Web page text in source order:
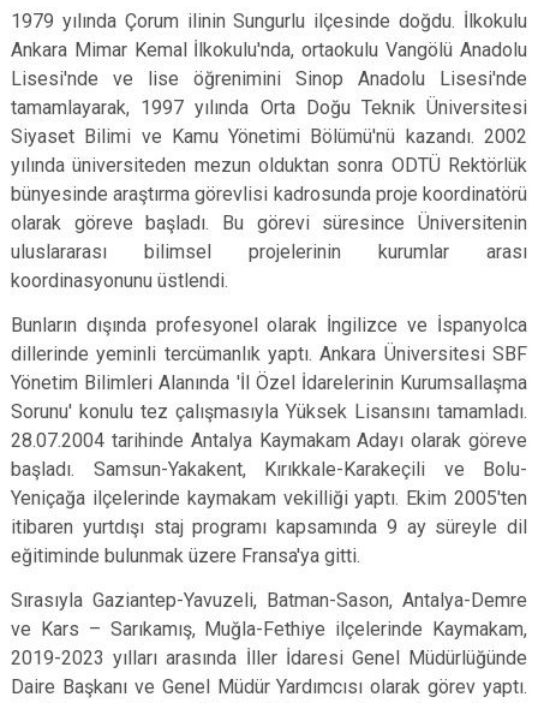
1979 yılında Çorum ilinin Sungurlu ilçesinde doğdu. İlkokulu
Ankara Mimar Kemal İlkokulu'nda, ortaokulu Vangölü Anadolu
Lisesi'nde ve lise öğrenimini Sinop Anadolu Lisesi'nde
tamamlayarak, 1997 yılında Orta Doğu Teknik Üniversitesi
Siyaset Bilimi ve Kamu Yönetimi Bölümü'nü kazandı. 2002
yılında üniversiteden mezun olduktan sonra ODTÜ Rektörlük
bünyesinde araştırma görevlisi kadrosunda proje koordinatörü
olarak göreve başladı. Bu görevi süresince Üniversitenin
uluslararası bilimsel projelerinin kurumlar arası
koordinasyonunu üstlendi.
Bunların dışında profesyonel olarak İngilizce ve İspanyolca
dillerinde yeminli tercümanlık yaptı. Ankara Üniversitesi SBF
Yönetim Bilimleri Alanında 'İl Özel İdarelerinin Kurumsallaşma
Sorunu' konulu tez çalışmasıyla Yüksek Lisansını tamamladı.
28.07.2004 tarihinde Antalya Kaymakam Adayı olarak göreve
başladı. Samsun-Yakakent, Kırıkkale-Karakeçili ve Bolu-
Yeniçağa ilçelerinde kaymakam vekilliği yaptı. Ekim 2005'ten
itibaren yurtdışı staj programı kapsamında 9 ay süreyle dil
eğitiminde bulunmak üzere Fransa'ya gitti.
Sırasıyla Gaziantep-Yavuzeli, Batman-Sason, Antalya-Demre
ve Kars – Sarıkamış, Muğla-Fethiye ilçelerinde Kaymakam,
2019-2023 yılları arasında İller İdaresi Genel Müdürlüğünde
Daire Başkanıve Genel Müdür Yardımcısı olarak görev yaptı.